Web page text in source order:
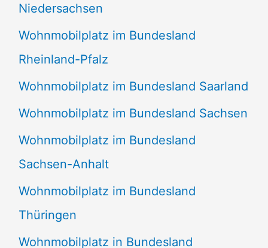
Niedersachsen
Wohnmobilplatz im Bundesland
Rheinland-Pfalz
Wohnmobilplatz im Bundesland Saarland
Wohnmobilplatz im Bundesland Sachsen
Wohnmobilplatz im Bundesland
Sachsen-Anhalt
Wohnmobilplatz im Bundesland
Thüringen
Wohnmobilplatz in Bundesland